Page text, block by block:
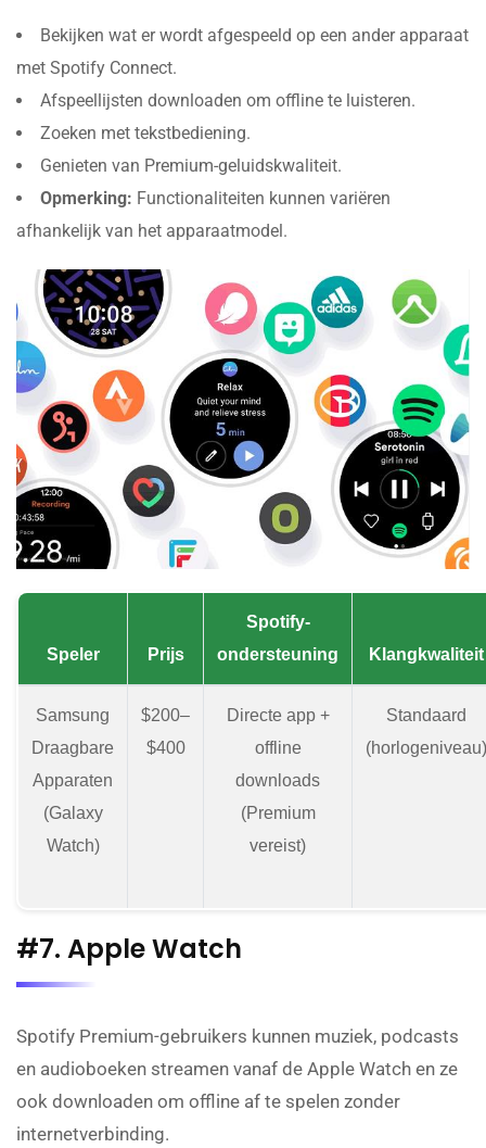
Bekijken wat er wordt afgespeeld op een ander apparaat
met Spotify Connect.
Afspeellijsten downloaden om offline te luisteren.
Zoeken met tekstbediening.
Genieten van Premium-geluidskwaliteit.
Opmerking: Functionaliteiten kunnen variëren
afhankelijk van het apparaatmodel.
Speler Prijs
Spotify-
ondersteuning
Klangkwaliteit
Samsung
Draagbare
Apparaten
(Galaxy
Watch)
$200–
$400
Directe app +
offline
downloads
(Premium
vereist)
Standaard
(horlogeniveau)
#7. Apple Watch
Spotify Premium-gebruikers kunnen muziek, podcasts
en audioboeken streamen vanaf de Apple Watch en ze
ook downloaden om offline af te spelen zonder
internetverbinding.